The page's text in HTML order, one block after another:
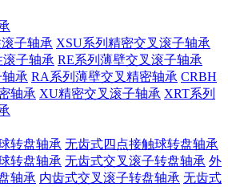
子轴承 XSU系列精密交叉滚子轴承
子轴承 RE系列薄壁交叉滚子轴承
承 RA系列薄壁交叉精密轴承 CRBH
轴承 XU精密交叉滚子轴承 XRT系列
转盘轴承 无齿式四点接触球转盘轴承
转盘轴承 无齿式交叉滚子转盘轴承 外
轴承 内齿式交叉滚子转盘轴承 无齿式